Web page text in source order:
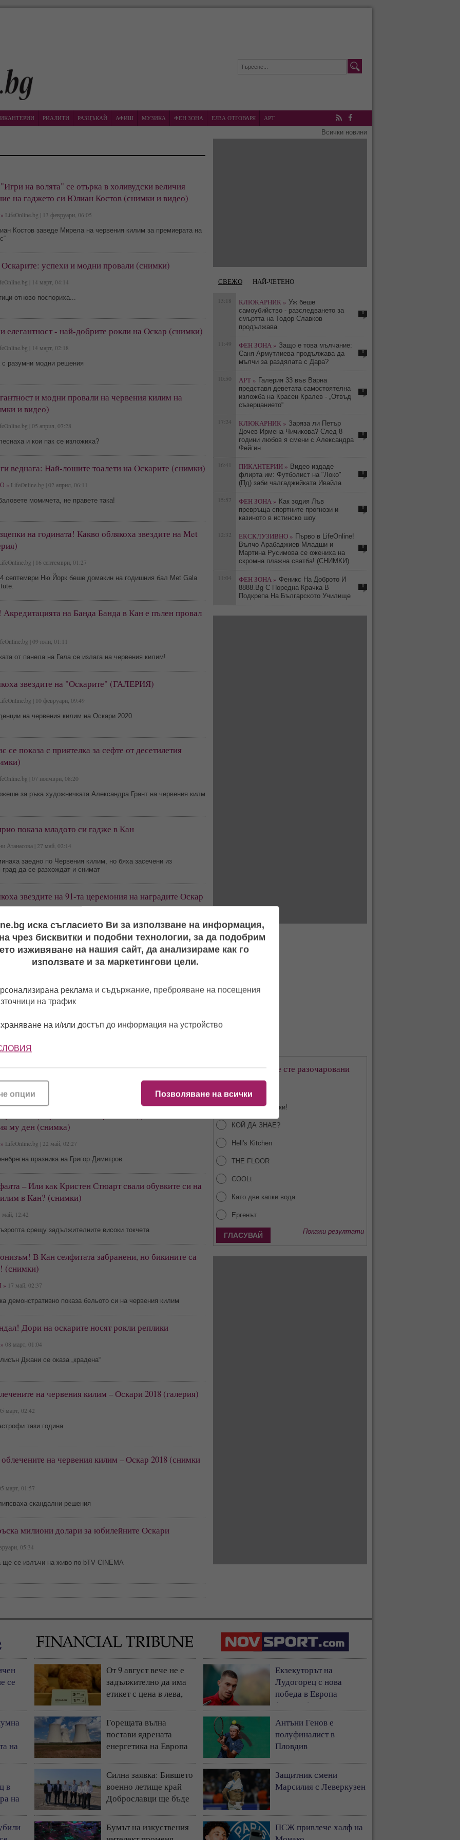
РИАЛИТИ РАЗЦЪКАЙ АФИШ МУЗИКА ФЕН ЗОНА ЕЛЗА ОТГОВАРЯ
АРТ
RSS Facebook
Всички новини
на волята" се отърка в холивудски величия
на гаджето си Юлиан Костов (снимки и видео)
LifeOnline.bg | 13 февруари, 06:05
Костов заведе Мирела на червения килим за премиерата на
Оскарите: успехи и модни провали (снимки)
| 14 март, 04:14
отново поспориха...
елегантност - най-добрите рокли на Оскар (снимки)
| 14 март, 02:18
с разумни модни решения
и модни провали на червения килим на
и видео)
| 05 април, 07:28
и кои пак се изложиха?
веднага: Най-лошите тоалети на Оскарите (снимки)
» LifeOnline.bg | 02 април, 06:11
момичета, не правете така!
на годината! Какво облякоха звездите на Met
| 16 септември, 01:27
септември Ню Йорк беше домакин на годишния бал Met Gala
на Банда Банда в Кан е пълен провал
| 09 юли, 01:11
от панела на Гала се излага на червения килим!
звездите на "Оскарите" (ГАЛЕРИЯ)
| 10 февруари, 09:49
на червения килим на Оскари 2020
се показа с приятелка за сефте от десетилетия
| 07 ноември, 08:20
за ръка художничката Александра Грант на червения килм
показа младото си гадже в Кан
Атанасова | 27 май, 02:14
заедно по Червения килим, но бяха засечени из
да се разхождат и снимат
звездите на 91-та церемония на наградите Оскар
Атанасова | 25 февруари, 08:59
тоалети, екстравагантни рокли, впечатляващи цветове и
Дженифър Лопес, Глен Клоуз, Лейди Гага, мексиканката
»LifeOnline.bg | 25 февруари, 02:02
заяви актьорът Димитър Маринов
червения килим в Кан (видео)
22 май, 02:51
Айшвария Рай се свлече на „фестивалните стълби“
му ден (снимка)
LifeOnline.bg | 22 май, 02:27
празника на Григор Димитров
– Или как Кристен Стюарт свали обувките си на
в Кан? (снимки)
май, 12:42
срещу задължителните високи токчета
В Кан селфитата забранени, но бикините са
(снимки)
» 17 май, 02:37
демонстративно показа бельото си на червения килим
Дори на оскарите носят рокли реплики
08 март, 01:04
Джани се оказа „крадена“
на червения килим – Оскари 2018 (галерия)
март, 02:42
тази година
на червения килим – Оскар 2018 (снимки
март, 01:57
скандални решения
милиони долари за юбилейните Оскари
05:34
ще се излъчи на живо по bTV CINEMA
СВЕЖО НАЙ-ЧЕТЕНО
13:18 КЛЮКАРНИК » Уж беше
самоубийство - разследването за
смъртта на Тодор Славков
продължава
0
11:49 ФЕН ЗОНА » Защо е това мълчание:
Саня Армутлиева продължава да
мълчи за раздялата с Дара?
0
10:50 АРТ » Галерия 33 във Варна
представя деветата самостоятелна
изложба на Красен Кралев - „Отвъд
съзерцанието“
0
17:24 КЛЮКАРНИК » Заряза ли Петър
Дочев Ирмена Чичикова? След 8
години любов я смени с Александра
Фейгин
0
16:41 ПИКАНТЕРИИ » Видео издаде
флирта им: Футболист на "Локо"
(Пд) заби чалгаджийката Ивайла
0
15:57 ФЕН ЗОНА » Как зодия Лъв
превръща спортните прогнози и
казиното в истинско шоу
0
12:32 ЕКСКЛУЗИВНО » Първо в LifeOnline!
Вълчо Арабаджиев Младши и
Мартина Русимова сe oжениха на
скромна плажна сватба! (СНИМКИ)
0
11:04 ФЕН ЗОНА » Феникс На Доброто И
8888.Bg С Поредна Крачка В
Подкрепа На Българското Училище
0
От кое предаване сте разочаровани
най-много?
Харесвам всички!
КОЙ ДА ЗНАЕ?
Hell's Kitchen
THE FLOOR
COOLt
Като две капки вода
Ергенът
Покажи резултати
се
на
в
на
От 9 август вече не е
задължително да има
етикет с цена в лева,
Горещата вълна
постави ядрената
енергетика на Европа
Силна заявка: Бившето
военно летище край
Доброславци ще бъде
технологичен център
(СНИМКИ + ВИДЕО)
Бумът на изкуствения
Екзекуторът на
Лудогорец с нова
победа в Европа
(ВИДЕО)
Антъни Генов е
полуфиналист в
Пловдив
Защитник смени
Марсилия с Леверкузен
ПСЖ привлече халф на
иска съгласието Ви за използване на информация,
чрез бисквитки и подобни технологии, за да подобрим
изживяване на нашия сайт, да анализираме как го
използвате и за маркетингови цели.
реклама и съдържание, преброяване на посещения
на трафик
на и/или достъп до информация на устройство
Позволяване на всички
опции